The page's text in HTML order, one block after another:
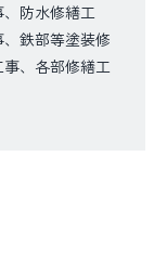
防水修繕工
鉄部等塗装修
、各部修繕工